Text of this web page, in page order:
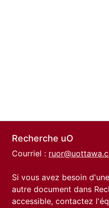
Recherche uO
Courriel :
Si vous avez besoin
autre document dans
accessible, contactez